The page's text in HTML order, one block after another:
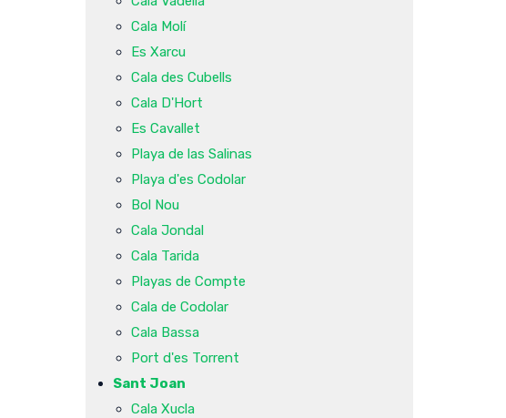
Cala Molí
Es Xarcu
Cala des Cubells
Cala D'Hort
Es Cavallet
Playa de las Salinas
Playa d'es Codolar
Bol Nou
Cala Jondal
Cala Tarida
Playas de Compte
Cala de Codolar
Cala Bassa
Port d'es Torrent
Sant Joan
Cala Xucla